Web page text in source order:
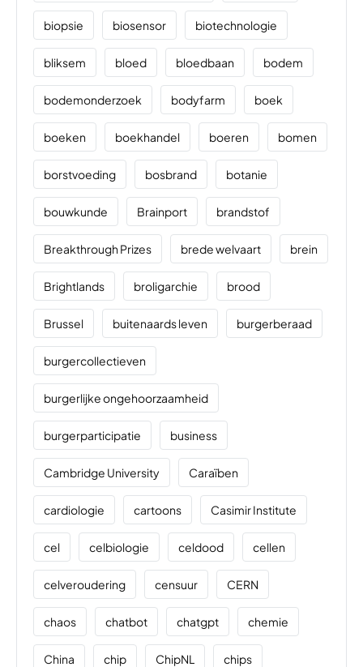
biopsie biosensor biotechnologie
bliksem bloed bloedbaan bodem
bodemonderzoek bodyfarm boek
boeken boekhandel boeren bomen
borstvoeding bosbrand botanie
bouwkunde Brainport brandstof
Breakthrough Prizes brede welvaart brein
Brightlands broligarchie brood
Brussel buitenaards leven burgerberaad
burgercollectieven
burgerlijke ongehoorzaamheid
burgerparticipatie business
Cambridge University Caraïben
cardiologie cartoons Casimir Institute
cel celbiologie celdood cellen
celveroudering censuur CERN
chaos chatbot chatgpt chemie
China chip ChipNL chips